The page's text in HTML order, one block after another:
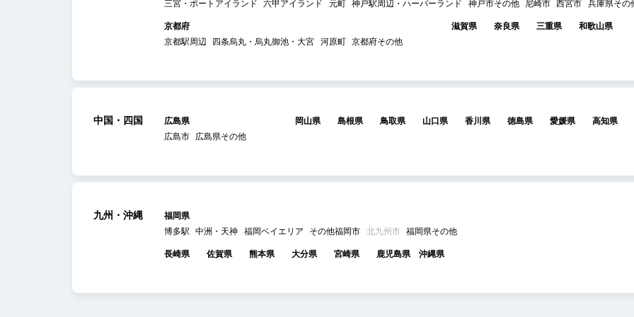
三宮・ポートアイランド 六甲アイランド 元町 神戸駅周辺・ハーバーランド 神戸市その他 尼崎市 西宮市 兵庫県その
京都府
京都駅周辺
四条烏丸・烏丸御池・大宮 河原町 京都府その他
滋賀県 奈良県 三重県 和歌山県
中国・四国
広島県
広島市
広島県その他
岡山県 島根県 鳥取県 山口県 香川県 徳島県 愛媛県 高知県
九州・沖縄
福岡県
博多駅
中洲・天神 福岡ベイエリア その他福岡市 北九州市 福岡県その他
長崎県 佐賀県 熊本県 大分県 宮崎県 鹿児島県 沖縄県